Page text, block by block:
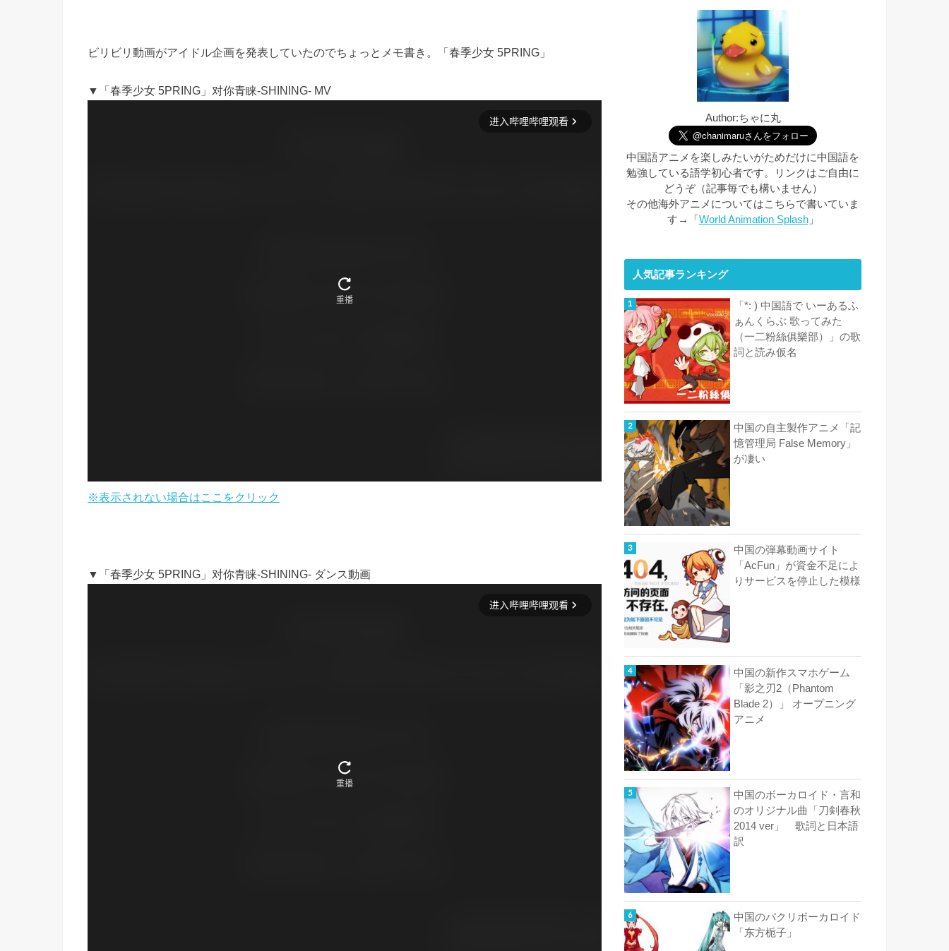
ビリビリ動画がアイドル企画を発表していたのでちょっとメモ書き。「春季少女 5PRING」
▼「春季少女 5PRING」对你青睐-SHINING- MV
※表示されない場合はここをクリック
▼「春季少女 5PRING」对你青睐-SHINING- ダンス動画
Author:ちゃに丸
中国語アニメを楽しみたいがためだけに中国語を
勉強している語学初心者です。リンクはご自由に
どうぞ（記事毎でも構いません）
その他海外アニメについてはこちらで書いていま
す→「 World Animation Splash」
人気記事ランキング
「*: ) 中国語で いーあるふ
ぁんくらぶ 歌ってみた
（一二粉絲俱樂部）」の歌
詞と読み仮名
中国の自主製作アニメ「記
憶管理局 False Memory」
が凄い
中国の弾幕動画サイト
「AcFun」が資金不足によ
りサービスを停止した模様
中国の新作スマホゲーム
「影之刃2（Phantom
Blade 2）」 オープニング
アニメ
中国のボーカロイド・言和
のオリジナル曲「刀剣春秋
2014 ver」 歌詞と日本語
訳
中国のパクリボーカロイド
「东方栀子」